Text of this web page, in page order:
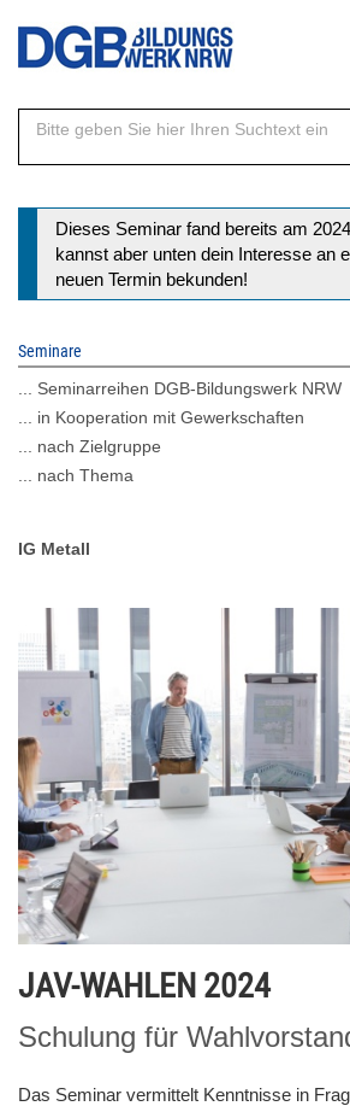
Direkt
Inhalt
Statusmeldung
Dieses Seminar fand bereits am
kannst aber unten dein Interesse an
neuen Termin bekunden!
Seminare
... Seminarreihen DGB-Bildungswerk NRW
... in Kooperation mit Gewerkschaften
... nach Zielgruppe
... nach Thema
IG Metall
JAV-WAHLEN 2024
Schulung für
Das Seminar vermittelt Kenntnisse in